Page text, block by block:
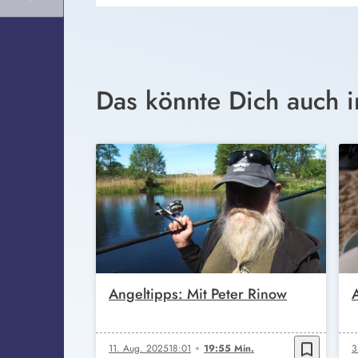
Das könnte Dich auch
Angeltipps: Mit Peter Rinow
11. Aug. 202518:01 19:55 Min. bookmark_border